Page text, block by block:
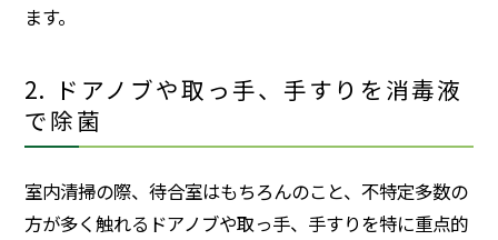
ます。
2. ドアノブや取っ手、手すりを消毒液
で除菌
室内清掃の際、待合室はもちろんのこと、不特定多数の
方が多く触れるドアノブや取っ手、手すりを特に重点的